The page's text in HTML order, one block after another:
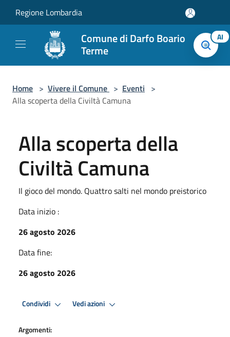
Regione Lombardia
Comune di Darfo Boario
Terme
AI
Home > Vivere il Comune > Eventi >
Alla scoperta della Civiltà Camuna
Alla scoperta della
Civiltà Camuna
Il gioco del mondo. Quattro salti nel mondo preistorico
Data inizio :
26 agosto 2026
Data fine:
26 agosto 2026
Condividi Vedi azioni
Argomenti: